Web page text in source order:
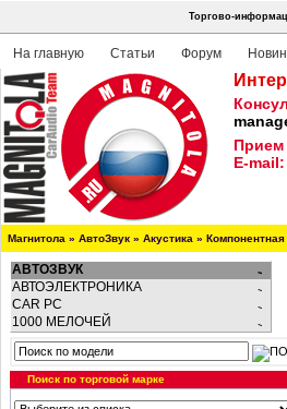
Торгово-
На главную Статьи Форум
Прием
E-mail:
Магнитола » АвтоЗвук » Акустика » Компонентная
АВТОЗВУК
АВТОЭЛЕКТРОНИКА
CAR PC
1000 МЕЛОЧЕЙ
Поиск по торговой марке